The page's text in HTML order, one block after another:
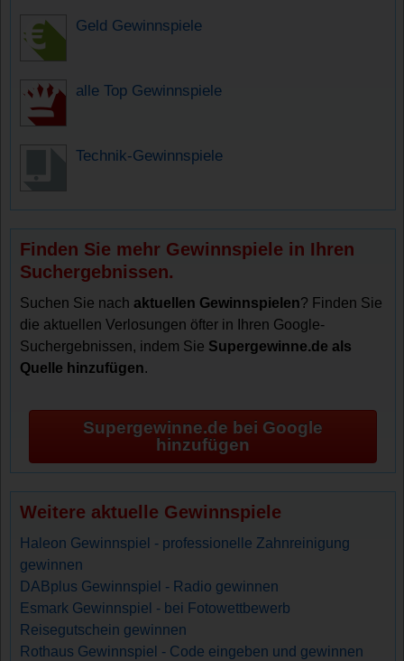
Geld Gewinnspiele
alle Top Gewinnspiele
Technik-Gewinnspiele
Finden Sie mehr Gewinnspiele in Ihren
Suchergebnissen.
Suchen Sie nachaktuellen Gewinnspielen? Finden Sie
die aktuellen Verlosungen öfter in Ihren Google-
Suchergebnissen, indem Sie Supergewinne.de als
Quelle hinzufügen.
Supergewinne.de bei Google
hinzufügen
Weitere aktuelle Gewinnspiele
Haleon Gewinnspiel - professionelle Zahnreinigung
gewinnen
DABplus Gewinnspiel - Radio gewinnen
Esmark Gewinnspiel - bei Fotowettbewerb
Reisegutschein gewinnen
Rothaus Gewinnspiel - Code eingeben und gewinnen